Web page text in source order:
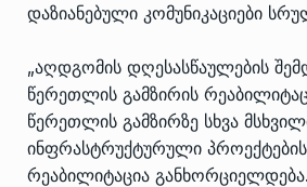
დაზიანებული კომუნიკაციები
„აღდგომის დღესასწაულების
წერეთლის გამზირის
წერეთლის გამზირზე სხვა
ინფრასტრუქტურული
რეაბილიტაცია